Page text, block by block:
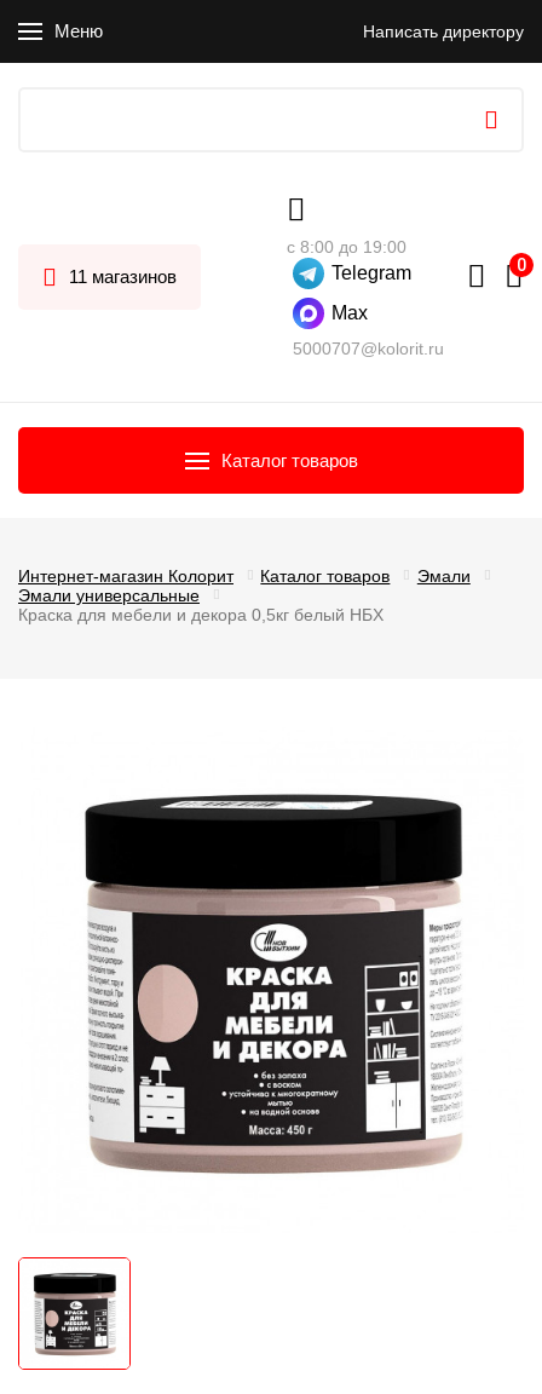
Меню Написать директору
11 магазинов
с 8:00 до 19:00
Telegram
Max
5000707@kolorit.ru
Каталог товаров
Интернет-магазин Колорит Каталог товаров
Эмали
Эмали универсальные
Краска для мебели и декора 0,5кг белый НБХ